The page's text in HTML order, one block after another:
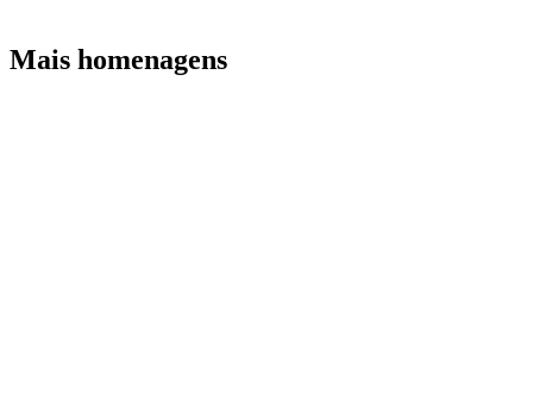
Mais homenagens